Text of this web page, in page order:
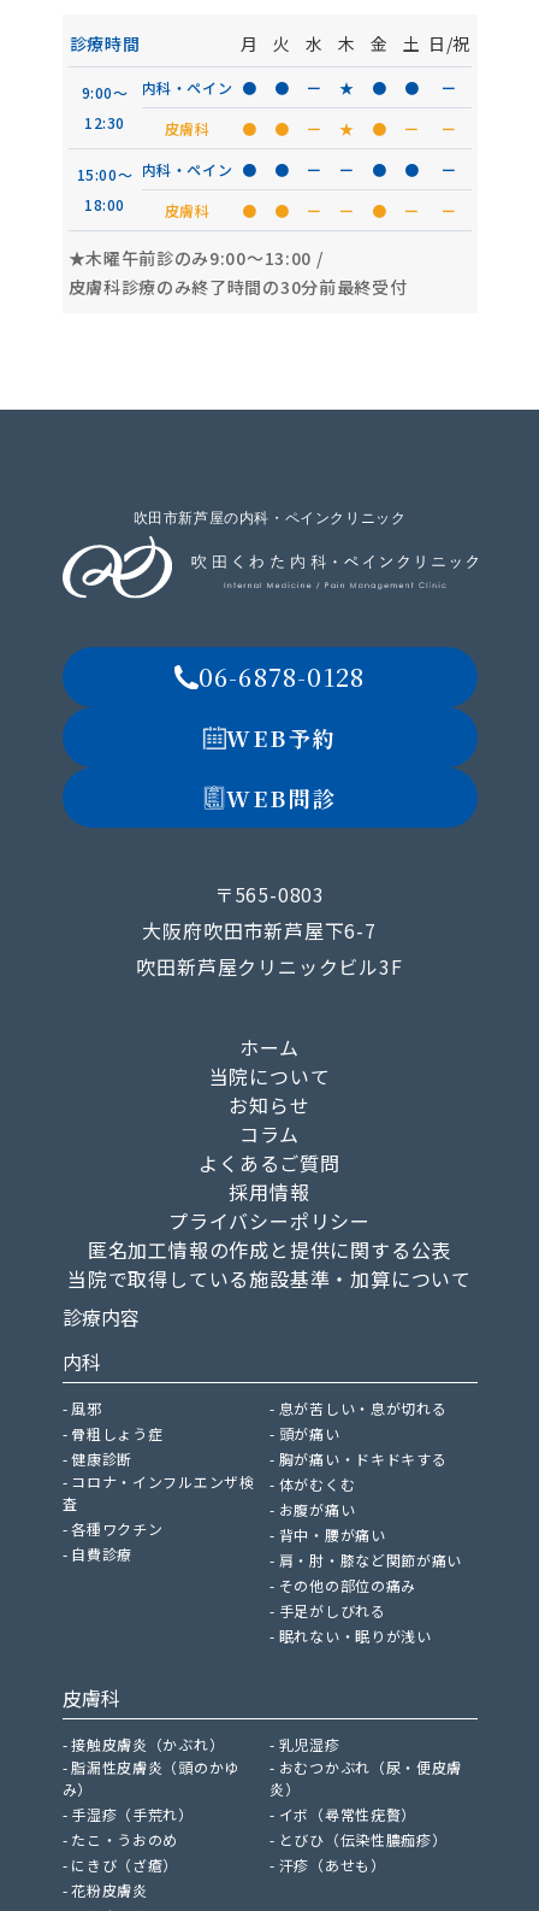
診療時間 月 火 水 木 金 土 日/祝
9:00〜
12:30
内科・ペイン ● ● ー ★ ● ●
ー
皮膚科
● ● ー ★ ● ー ー
15:00〜
18:00
内科・ペイン ● ● ー ー ● ●
ー
皮膚科
● ● ー ー ● ー ー
★木曜午前診のみ9:00〜13:00 /
皮膚科診療のみ終了時間の30分前最終受付
吹田市新芦屋の内科・ペインクリニック
06-6878-0128
WEB予約
WEB問診
〒565-0803
大阪府吹田市新芦屋下6-7
吹田新芦屋クリニックビル3F
ホーム
当院について
お知らせ
コラム
よくあるご質問
採用情報
プライバシーポリシー
匿名加工情報の作成と提供に関する公表
当院で取得している施設基準・加算について
診療内容
内科
風邪
骨粗しょう症
健康診断
コロナ・インフルエンザ検
査
各種ワクチン
自費診療
息が苦しい・息が切れる
頭が痛い
胸が痛い・ドキドキする
体がむくむ
お腹が痛い
背中・腰が痛い
肩・肘・膝など関節が痛い
その他の部位の痛み
手足がしびれる
眠れない・眠りが浅い
皮膚科
接触皮膚炎（かぶれ）
脂漏性皮膚炎（頭のかゆ
み）
手湿疹（手荒れ）
たこ・うおのめ
にきび（ざ瘡）
花粉皮膚炎
乳児湿疹
おむつかぶれ（尿・便皮膚
炎）
イボ（尋常性疣贅）
とびひ（伝染性膿痂疹）
汗疹（あせも）